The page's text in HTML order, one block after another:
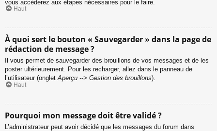
vous accéderez aux étapes nécessaires pour le faire.
Haut
À quoi sert le bouton « Sauvegarder » dans la page de
rédaction de message ?
Il vous permet de sauvegarder des brouillons de vos messages et de les
poster ultérieurement. Pour les recharger, allez dans le panneau de
l’utilisateur (ongletAperçu --> Gestion des brouillons).
Haut
Pourquoi mon message doit être validé ?
L’administrateur peut avoir décidé que les messages du forum dans